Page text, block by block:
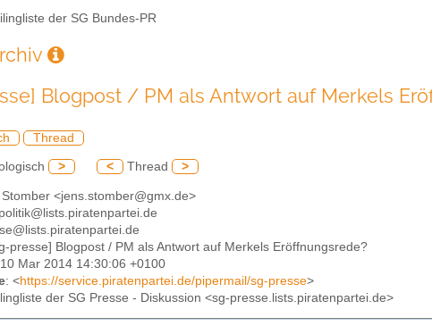
der SG Bundes-PR
Blogpost / PM als Antwort auf Merkels
Thread
> < Thread >
<jens.stomber@gmx.de>
presse] Blogpost / PM als Antwort auf Merkels Eröffnungsrede?
Mar 2014 14:30:06 +0100
: <https://service.piratenpartei.de/pipermail/sg-presse>
der SG Presse - Diskussion <sg-presse.lists.piratenpartei.de>